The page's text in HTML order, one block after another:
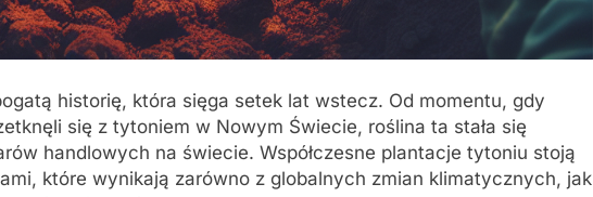
historię, która sięga setek lat wstecz. Od momentu, gdy
się z tytoniem w Nowym Świecie, roślina ta stała się
handlowych na świecie. Współczesne plantacje tytoniu stoją
które wynikają zarówno z globalnych zmian klimatycznych, jak